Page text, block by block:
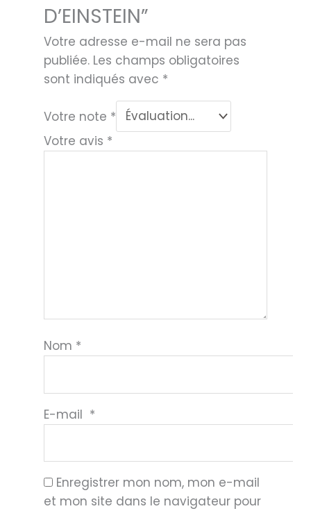
D’EINSTEIN”
Votre adresse e-mail ne sera pas
publiée. Les champs obligatoires
sont indiqués avec *
Votre note *
Votre avis *
Nom *
E-mail *
Enregistrer mon nom, mon e-mail
et mon site dans le navigateur pour